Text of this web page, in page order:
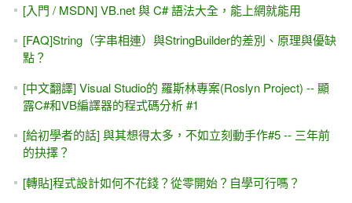
[入門 / MSDN] VB.net 與 C# 語法大全，能上網就能用
[FAQ]String（字串相連）與StringBuilder的差別、原理與優缺
點？
[中文翻譯] Visual Studio的 羅斯林專案(Roslyn Project) -- 顯
露C#和VB編譯器的程式碼分析 #1
[給初學者的話] 與其想得太多，不如立刻動手作#5 -- 三年前
的抉擇？
[轉貼]程式設計如何不花錢？從零開始？自學可行嗎？